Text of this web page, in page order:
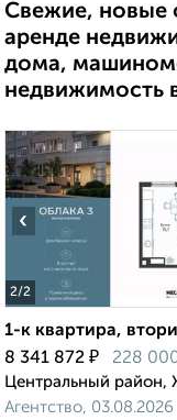
Свежие, новые
аренде
дома,
недвижимость
2/2
‹
1-к квартира,
8 341 872 ₽ 228
Центральный район,
Агентство, 03.08.2026